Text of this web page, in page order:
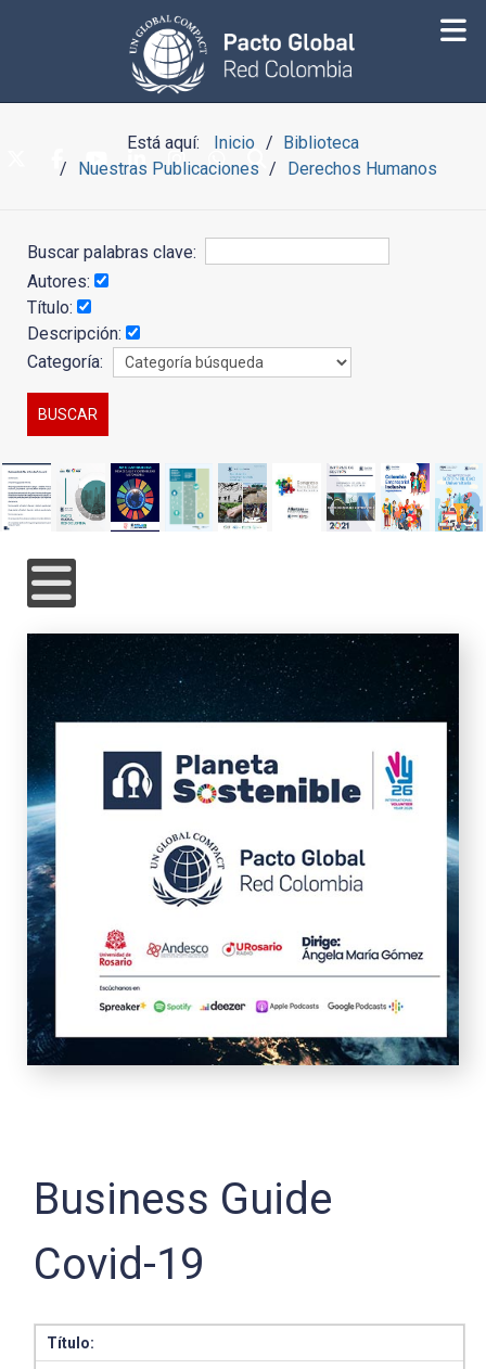
Está aquí: Inicio
Biblioteca
Nuestras Publicaciones
Derechos Humanos
Buscar palabras clave:
Autores:
Título:
Descripción:
Categoría:
Business Guide
Covid-19
Título: